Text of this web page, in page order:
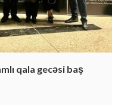
qala gecəsi baş